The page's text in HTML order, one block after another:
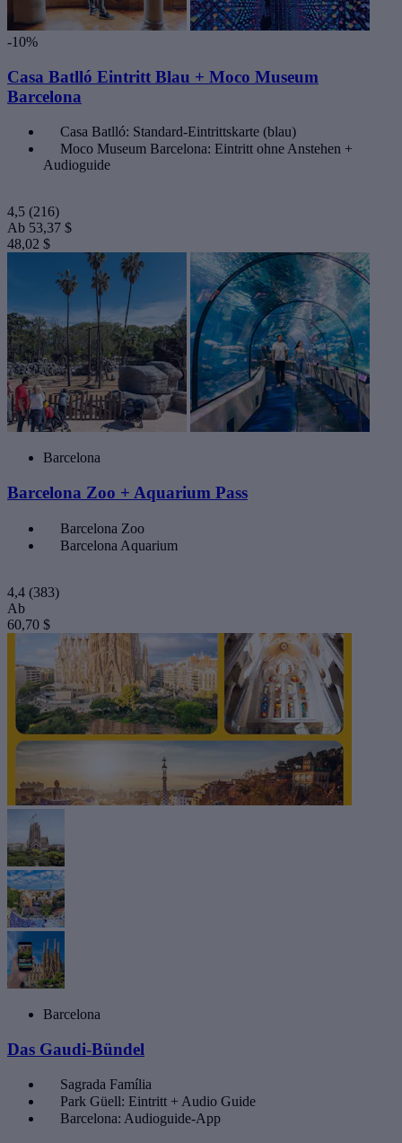
-10%
Casa Batlló Eintritt Blau + Moco Museum
Barcelona
Casa Batlló: Standard-Eintrittskarte (blau)
Moco Museum Barcelona: Eintritt ohne Anstehen +
Audioguide
4,5 (216)
Ab 53,37 $
48,02 $
Barcelona
Barcelona Zoo + Aquarium Pass
Barcelona Zoo
Barcelona Aquarium
4,4 (383)
Ab
60,70 $
Barcelona
Das Gaudi-Bündel
Sagrada Família
Park Güell: Eintritt + Audio Guide
Barcelona: Audioguide-App